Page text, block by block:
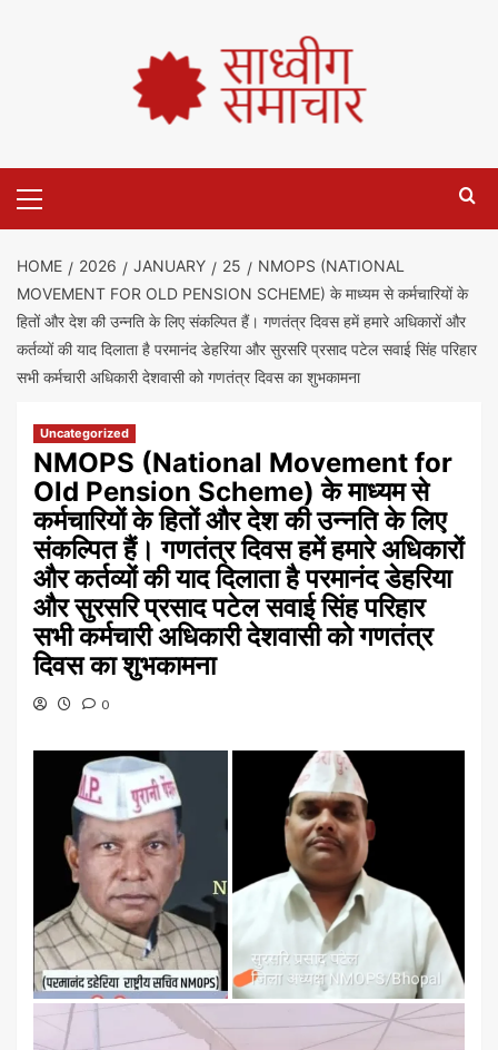
HOME 2026 JANUARY 25
NMOPS (NATIONAL
MOVEMENT FOR OLD PENSION SCHEME) के माध्यम से कर्मचारियों के
हितों और देश की उन्नति के लिए संकल्पित हैं। गणतंत्र दिवस हमें हमारे अधिकारों और
कर्तव्यों की याद दिलाता है परमानंद डेहरिया और सुरसरि प्रसाद पटेल सवाई सिंह परिहार
सभी कर्मचारी अधिकारी देशवासी को गणतंत्र दिवस का शुभकामना
Uncategorized
NMOPS (National Movement for
Old Pension Scheme) के माध्यम से
कर्मचारियों के हितों और देश की उन्नति के लिए
संकल्पित हैं। गणतंत्र दिवस हमें हमारे अधिकारों
और कर्तव्यों की याद दिलाता है परमानंद डेहरिया
और सुरसरि प्रसाद पटेल सवाई सिंह परिहार
सभी कर्मचारी अधिकारी देशवासी को गणतंत्र
दिवस का शुभकामना
0